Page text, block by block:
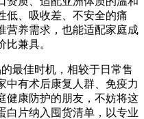
低、吸收差、不安全的痛
营养需求，也能适配家庭成
兼具。
最佳时机，相较于日常售
中有术后康复人群、免疫力
健康防护的朋友，不妨将这
白片纳入囤货清单，以专业